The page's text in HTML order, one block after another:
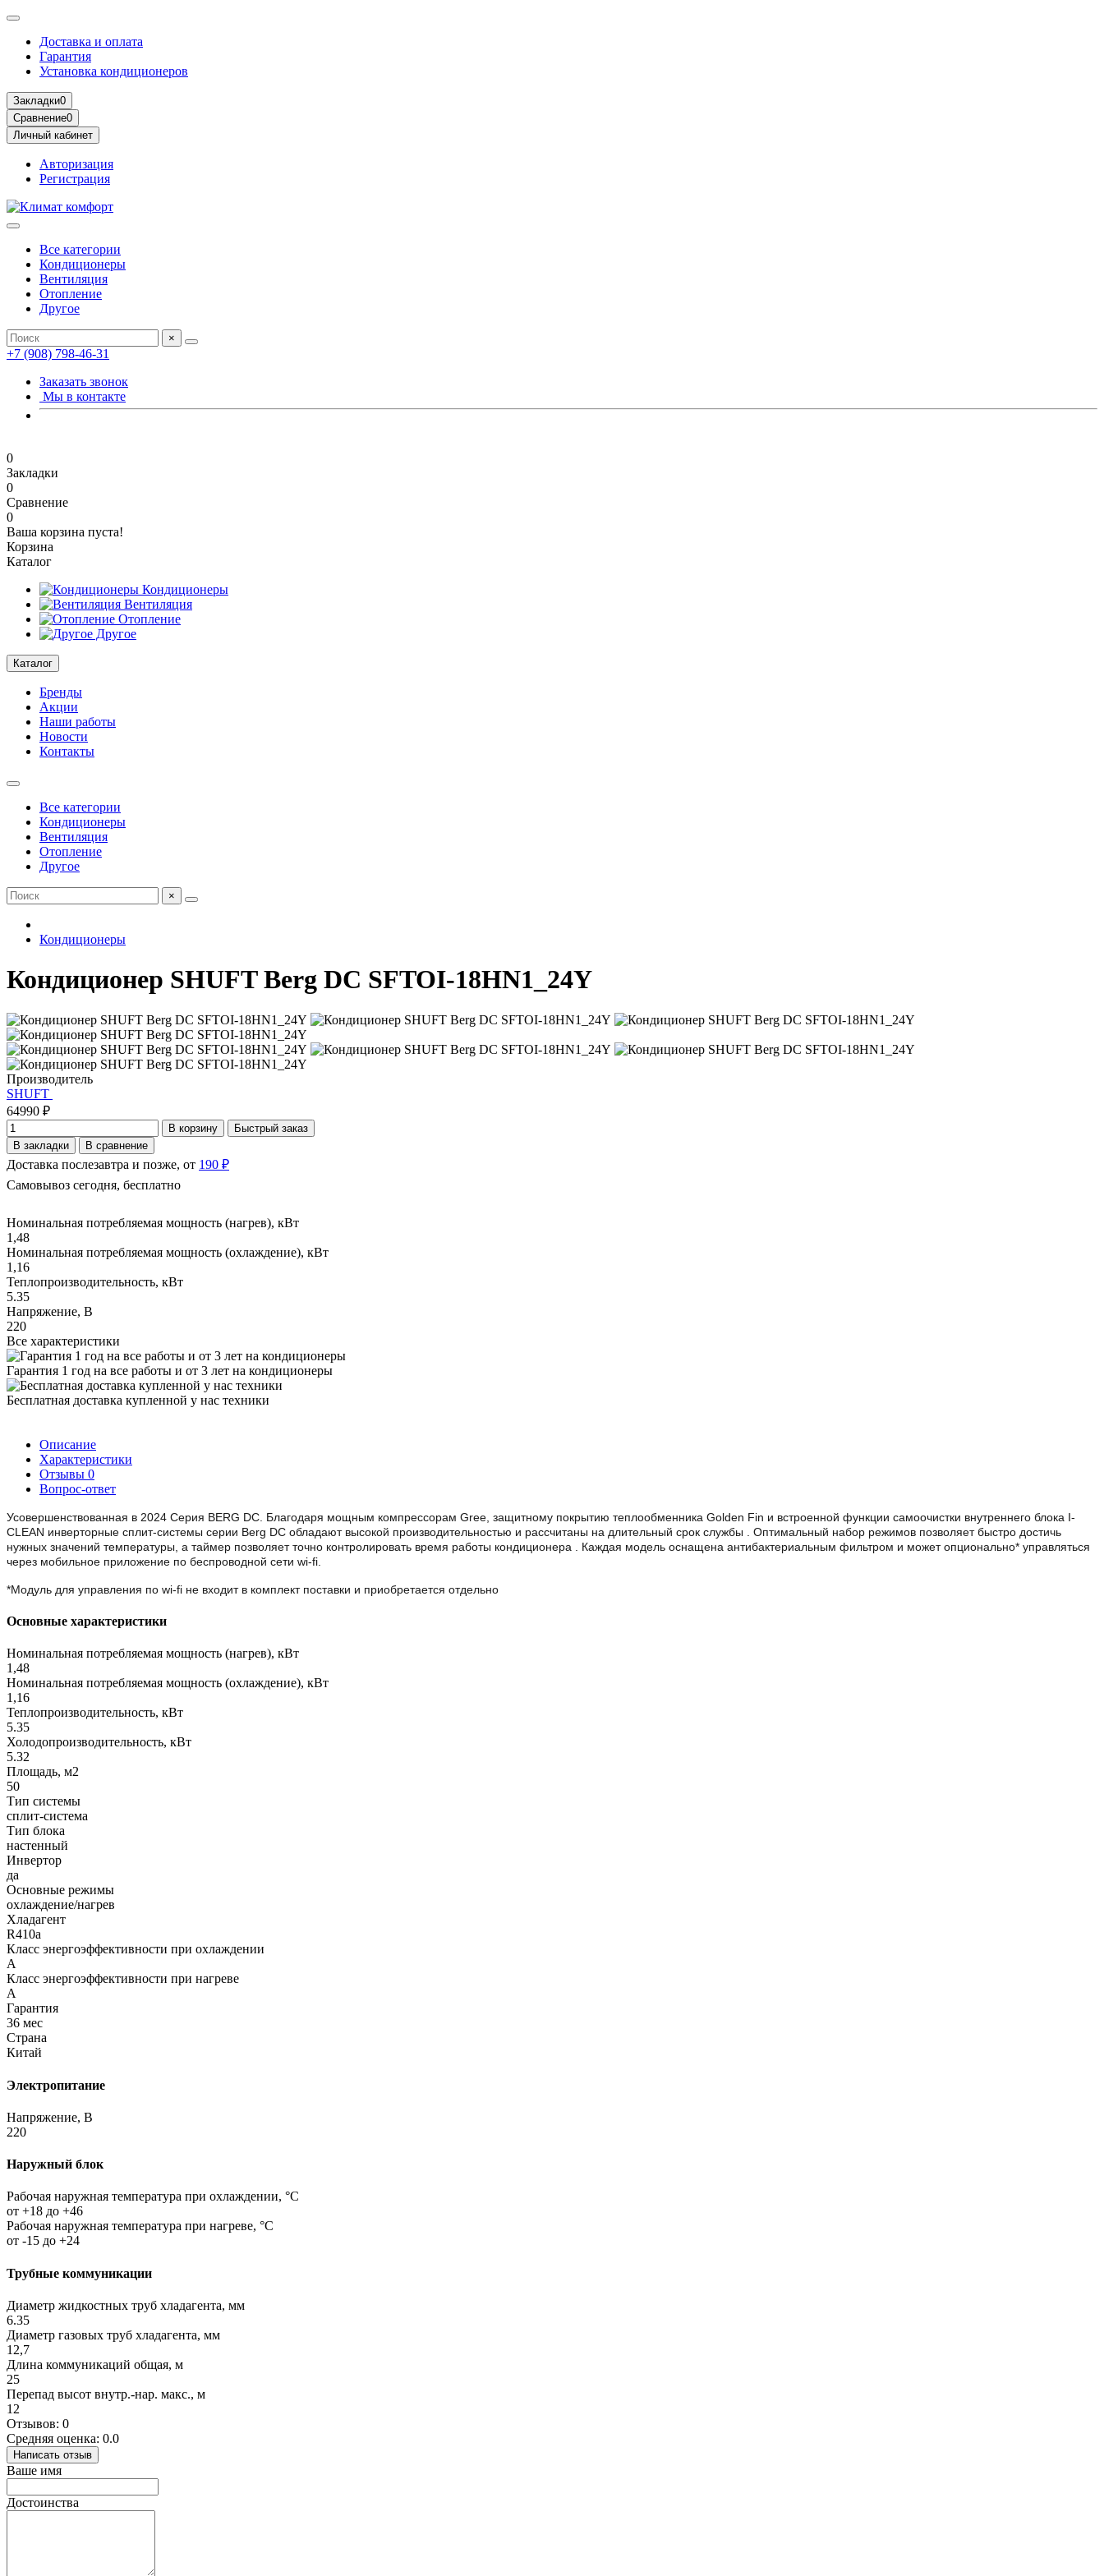
Доставка и оплата
Гарантия
Установка кондиционеров
Закладки0
Сравнение0
Личный кабинет
Авторизация
Регистрация
Все категории
Кондиционеры
Вентиляция
Отопление
Другое
×
+7 (908) 798-46-31
Заказать звонок
Мы в контакте
0
Закладки
0
Сравнение
0
Ваша корзина пуста!
Корзина
Каталог
Кондиционеры
Вентиляция
Отопление
Другое
Каталог
Бренды
Акции
Наши работы
Новости
Контакты
Все категории
Кондиционеры
Вентиляция
Отопление
Другое
×
Кондиционеры
Кондиционер SHUFT Berg DC SFTOI-18HN1_24Y
Производитель
SHUFT
64990 ₽
В корзину
Быстрый заказ
В закладки
В сравнение
Доставка послезавтра и позже, от 190 ₽
Самовывоз сегодня, бесплатно
Номинальная потребляемая мощность (нагрев), кВт
1,48
Номинальная потребляемая мощность (охлаждение), кВт
1,16
Теплопроизводительность, кВт
5.35
Напряжение, В
220
Все характеристики
Гарантия 1 год на все работы и от 3 лет на кондиционеры
Бесплатная доставка купленной у нас техники
Описание
Характеристики
Отзывы 0
Вопрос-ответ
Усовершенствованная в 2024 Серия BERG DC. Благодаря мощным компрессорам Gree, защитному покрытию теплообменника Golden Fin и встроенной функции самоочистки внутреннего блока I-
CLEAN инверторные сплит-системы серии Berg DC обладают высокой производительностью и рассчитаны на длительный срок службы . Оптимальный набор режимов позволяет быстро достичь
нужных значений температуры, а таймер позволяет точно контролировать время работы кондиционера . Каждая модель оснащена антибактериальным фильтром и может опционально* управляться
через мобильное приложение по беспроводной сети wi-fi.
*Модуль для управления по wi-fi не входит в комплект поставки и приобретается отдельно
Основные характеристики
Номинальная потребляемая мощность (нагрев), кВт
1,48
Номинальная потребляемая мощность (охлаждение), кВт
1,16
Теплопроизводительность, кВт
5.35
Холодопроизводительность, кВт
5.32
Площадь, м2
50
Тип системы
сплит-система
Тип блока
настенный
Инвертор
да
Основные режимы
охлаждение/нагрев
Хладагент
R410a
Класс энергоэффективности при охлаждении
A
Класс энергоэффективности при нагреве
A
Гарантия
36 мес
Страна
Китай
Электропитание
Напряжение, В
220
Наружный блок
Рабочая наружная температура при охлаждении, °C
от +18 до +46
Рабочая наружная температура при нагреве, °C
от -15 до +24
Трубные коммуникации
Диаметр жидкостных труб хладагента, мм
6.35
Диаметр газовых труб хладагента, мм
12,7
Длина коммуникаций общая, м
25
Перепад высот внутр.-нар. макс., м
12
Отзывов: 0
Средняя оценка: 0.0
Написать отзыв
Ваше имя
Достоинства